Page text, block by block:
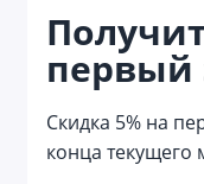
первый
Скидка 5% на
конца текущего
Напульсники
Обложки для
Одежда для